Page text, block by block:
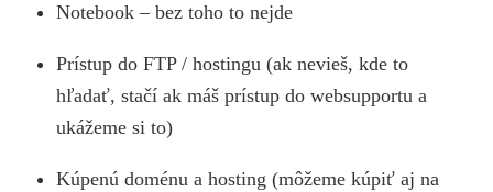
Notebook – bez toho to nejde
Prístup do FTP / hostingu (ak nevieš, kde to
hľadať, stačí ak máš prístup do websupportu a
ukážeme si to)
Kúpenú doménu a hosting (môžeme kúpiť aj na